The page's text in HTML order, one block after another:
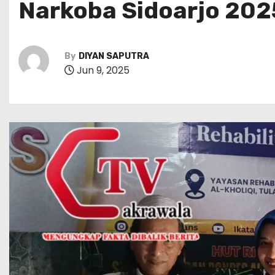
Narkoba Sidoarjo
By DIYAN SAPUTRA
Jun 9, 2025